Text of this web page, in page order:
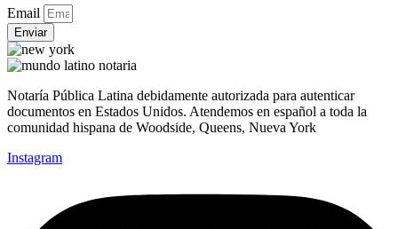
Email
Enviar
Notaría Pública Latina debidamente autorizada para autenticar
documentos en Estados Unidos. Atendemos en español a toda la
comunidad hispana de Woodside, Queens, Nueva York
Instagram